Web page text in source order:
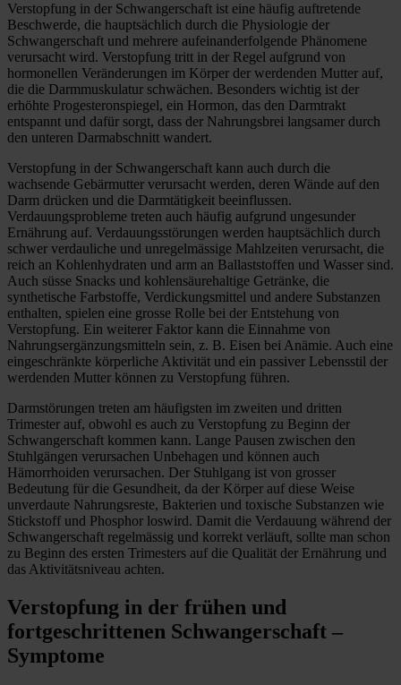
Verstopfung in der Schwangerschaft ist eine häufig auftretende
Beschwerde, die hauptsächlich durch die Physiologie der
Schwangerschaft und mehrere aufeinanderfolgende Phänomene
verursacht wird. Verstopfung tritt in der Regel aufgrund von
hormonellen Veränderungen im Körper der werdenden Mutter auf,
die die Darmmuskulatur schwächen. Besonders wichtig ist der
erhöhte Progesteronspiegel, ein Hormon, das den Darmtrakt
entspannt und dafür sorgt, dass der Nahrungsbrei langsamer durch
den unteren Darmabschnitt wandert.
Verstopfung in der Schwangerschaft kann auch durch die
wachsende Gebärmutter verursacht werden, deren Wände auf den
Darm drücken und die Darmtätigkeit beeinflussen.
Verdauungsprobleme treten auch häufig aufgrund ungesunder
Ernährung auf. Verdauungsstörungen werden hauptsächlich durch
schwer verdauliche und unregelmässige Mahlzeiten verursacht, die
reich an Kohlenhydraten und arm an Ballaststoffen und Wasser sind.
Auch süsse Snacks und kohlensäurehaltige Getränke, die
synthetische Farbstoffe, Verdickungsmittel und andere Substanzen
enthalten, spielen eine grosse Rolle bei der Entstehung von
Verstopfung. Ein weiterer Faktor kann die Einnahme von
Nahrungsergänzungsmitteln sein, z. B. Eisen bei Anämie. Auch eine
eingeschränkte körperliche Aktivität und ein passiver Lebensstil der
werdenden Mutter können zu Verstopfung führen.
Darmstörungen treten am häufigsten im zweiten und dritten
Trimester auf, obwohl es auch zu Verstopfung zu Beginn der
Schwangerschaft kommen kann. Lange Pausen zwischen den
Stuhlgängen verursachen Unbehagen und können auch
Hämorrhoiden verursachen. Der Stuhlgang ist von grosser
Bedeutung für die Gesundheit, da der Körper auf diese Weise
unverdaute Nahrungsreste, Bakterien und toxische Substanzen wie
Stickstoff und Phosphor loswird. Damit die Verdauung während der
Schwangerschaft regelmässig und korrekt verläuft, sollte man schon
zu Beginn des ersten Trimesters auf die Qualität der Ernährung und
das Aktivitätsniveau achten.
Verstopfung in der frühen und
fortgeschrittenen Schwangerschaft –
Symptome